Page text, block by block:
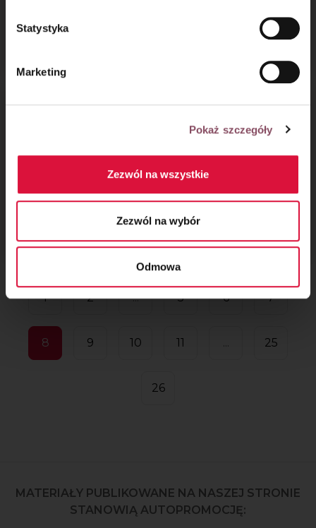
Statystyka
Marketing
Pokaż szczegóły
Zezwól na wszystkie
Zezwól na wybór
Odmowa
Placek na maślance
Migdałowa tarta ze
Ciasto malinowa
1 2 ... 5 6 7
8 9 10 11 25
26
MATERIAŁY PUBLIKOWANE NA NASZEJ STRONIE
STANOWIĄ AUTOPROMOCJĘ: